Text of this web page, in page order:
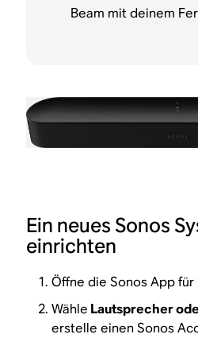
Beam mit deinem
Ein neues Sonos
einrichten
Öffne die Sonos App
Wähle Lautsprecher
erstelle einen Sonos